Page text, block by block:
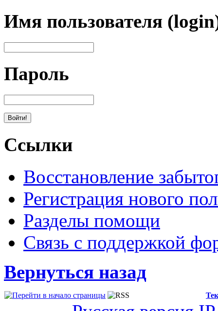
Имя пользователя
Пароль
Ссылки
Восстановление
Регистрация нового
Разделы помощи
Связь с поддержкой
Вернуться назад